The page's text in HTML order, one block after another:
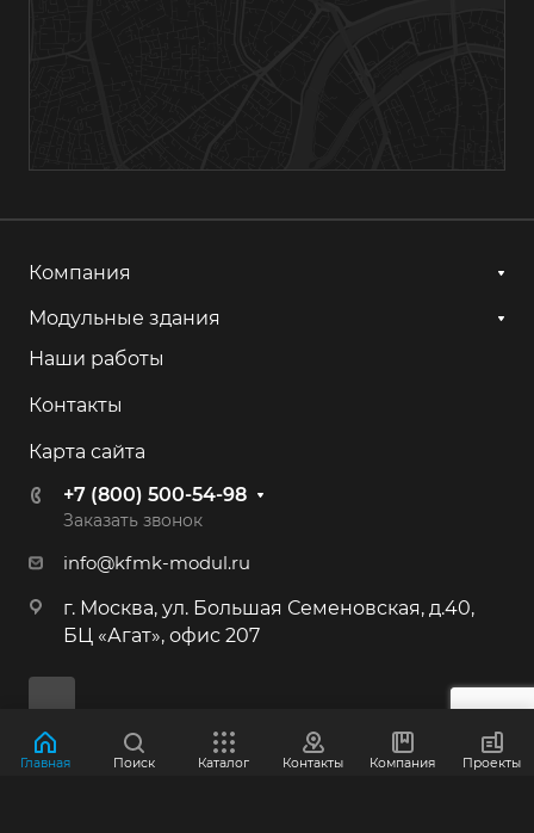
г. Ижевск, ул. Аграрная, 13
+7 (800) 500-54-98
+7 (800) 500-54-98
г. Иркутск, ул. 2-я Батарейная, 53
+7 (800) 500-54-98
40
+7 (495) 646-87-53
г. Краснознаменск, Индустриальная,
д.3
Компания
Модульные здания
Наши работы
Контакты
Карта сайта
+7 (800) 500-54-98
Заказать звонок
info@kfmk-modul.ru
г. Москва, ул. Большая Семеновская, д.40,
БЦ «Агат», офис 207
Главная Поиск Каталог Контакты Компания Проекты